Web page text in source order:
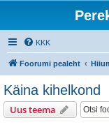
KKK
Foorumi pealeht
Käina kihelkond
Uus teema